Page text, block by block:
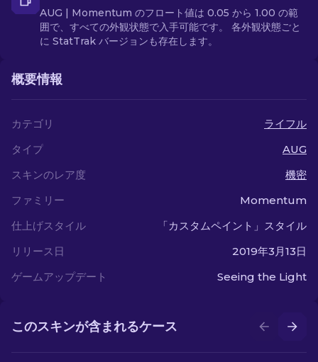
AUG | Momentum のフロート値は 0.05 から 1.00 の範
囲で、すべての外観状態で入手可能です。 各外観状態ごと
に StatTrak バージョンも存在します。
概要情報
カテゴリ
ライフル
タイプ
AUG
スキンのレア度
機密
ファミリー
Momentum
仕上げスタイル
「カスタムペイント」スタイル
リリース日
2019年3月13日
ゲームアップデート
Seeing the Light
このスキンが含まれるケース